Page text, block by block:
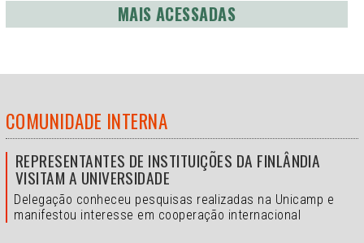
MAIS ACESSADAS
COMUNIDADE INTERNA
REPRESENTANTES DE INSTITUIÇÕES DA FINLÂNDIA
VISITAM A UNIVERSIDADE
Delegação conheceu pesquisas realizadas na Unicamp e
manifestou interesse em cooperação internacional